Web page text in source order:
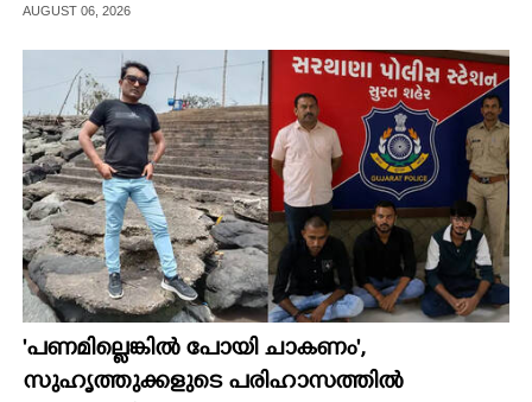
LITERATURE
ZOOM
CONTACT US
AUGUST 06, 2026
'പണമില്ലെങ്കിൽ പോയി ചാകണം',
സുഹൃത്തുക്കളുടെ പരിഹാസത്തിൽ